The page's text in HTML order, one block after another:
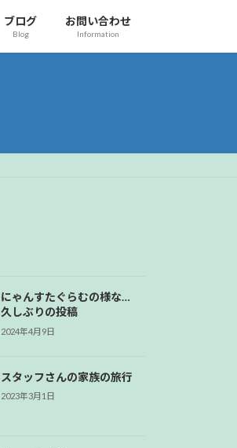
ブログ
Blog
お問い合わせ
Information
にゃんすたぐらむの様な…
久しぶりの投稿
2024年4月9日
スタッフさんの家族の旅行
2023年3月1日